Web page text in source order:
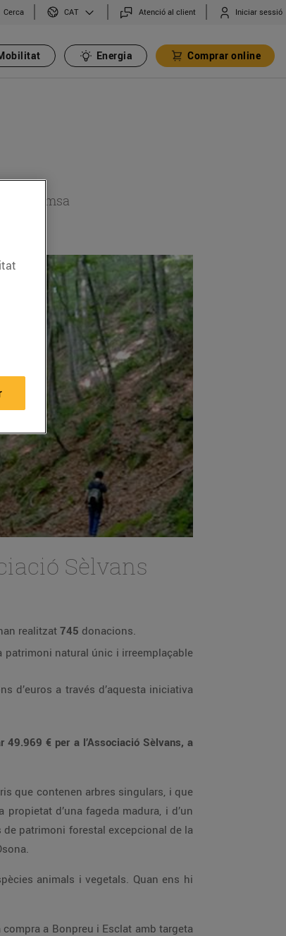
Cerca CAT Atenció al client Iniciar sessió
Energia Comprar online
de premsa
Sèlvans
realitzat 745 donacions.
patrimoni natural únic i irreemplaçable
d’euros a través d’aquesta iniciativa
€ per a l’Associació Sèlvans, a
que contenen arbres singulars, i que
d’una fageda madura, i d’un
patrimoni forestal excepcional de la
animals i vegetals. Quan ens hi
a Bonpreu i Esclat amb targeta